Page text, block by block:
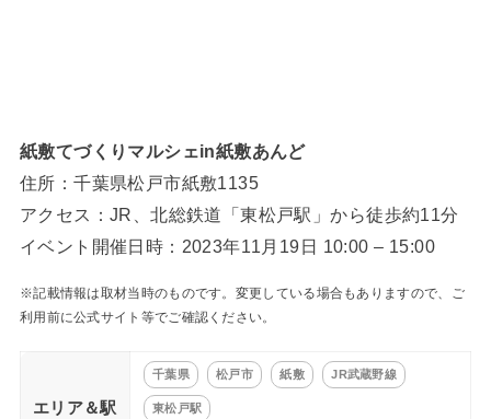
紙敷てづくりマルシェin紙敷あんど
住所：千葉県松戸市紙敷1135
アクセス：JR、北総鉄道「東松戸駅」から徒歩約11分
イベント開催日時：2023年11月19日 10:00 – 15:00
※記載情報は取材当時のものです。変更している場合もありますので、ご
利用前に公式サイト等でご確認ください。
エリア＆駅
千葉県 松戸市 紙敷 JR武蔵野線
東松戸駅